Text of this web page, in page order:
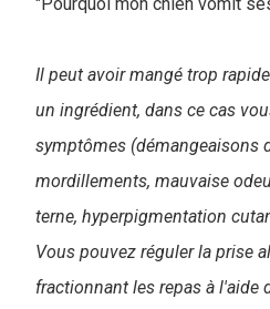
Il peut avoir mangé trop
un ingrédient, dans ce cas
symptômes (démangeaisons
mordillements, mauvaise
terne, hyperpigmentation
Vous pouvez réguler la prise
fractionnant les repas à l'aide